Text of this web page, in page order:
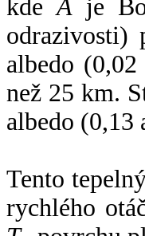
kdeA je
odrazivosti)
albedo
než 25 km.
albedo (0,13
Tento
rychlého